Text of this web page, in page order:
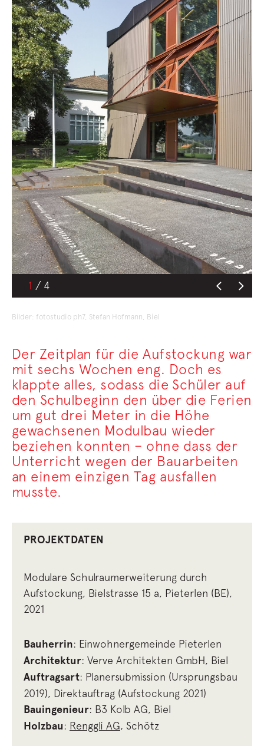
1
Bilder: fotostudio ph7, Stefan Hofmann, Biel
Der Zeitplan für die Aufstockung war
mit sechs Wochen eng. Doch es
klappte alles, sodass die Schüler auf
den Schulbeginn den über die Ferien
um gut drei Meter in die Höhe
gewachsenen Modulbau wieder
beziehen konnten – ohne dass der
Unterricht wegen der Bauarbeiten
an einem einzigen Tag ausfallen
musste.
PROJEKTDATEN
Modulare Schulraumerweiterung durch
Aufstockung, Bielstrasse 15 a, Pieterlen (BE),
2021
Bauherrin: Einwohnergemeinde Pieterlen
Architektur: Verve Architekten GmbH, Biel
Auftragsart: Planersubmission (Ursprungsbau
2019), Direktauftrag (Aufstockung 2021)
Bauingenieur: B3 Kolb AG, Biel
Holzbau: Renggli AG, Schötz